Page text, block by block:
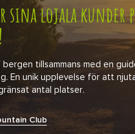
sina lojala kunder
tillsammans med en
En unik upplevelse för att
antal platser.
Club